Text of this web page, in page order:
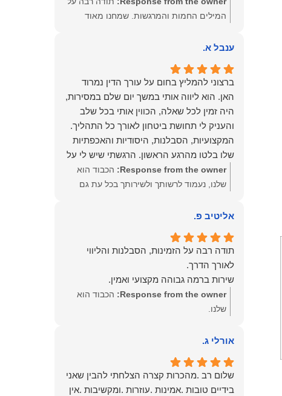
המילים החמות והמרגשות. שמחנו מאוד
שנתת בנו ונמשיך לעמוד לצידך וללוות אותך
הצלחה, ברכה ובשורות טובות. שמעון האן
משרד עורכי דין ונוטריון
ענבל א.
ברצוני להמליץ בחום על עורך הדין נמרוד
האן. הוא ליווה אותי במשך יום שלם במסירות,
היה זמין לכל שאלה, הכווין אותי בכל שלב
והעניק לי תחושת ביטחון לאורך כל התהליך.
המקצועיות, הסבלנות, היסודיות והאכפתיות
שלו בלטו מהרגע הראשון. הרגשתי שיש לי על
מי לסמוך, ואני ממליצה עליו מכל הלב לכל מי
שמחפש עורך דין מקצועי, אמין ומסור.
Response from the owner:
הכבוד הוא
שלנו, נעמוד לרשותך ולשירותך בכל עת גם
אליטיב פ.
תודה רבה על הזמינות, הסבלנות והליווי
שירות ברמה גבוהה מקצועי ואמין.
Response from the owner:
הכבוד הוא
שלנו.
אורלי ג.
שלום רב .מהכרות קצרה הצלחתי להבין שאני
בידיים טובות .אמינות .עוזרות .ומקשיבות .אין